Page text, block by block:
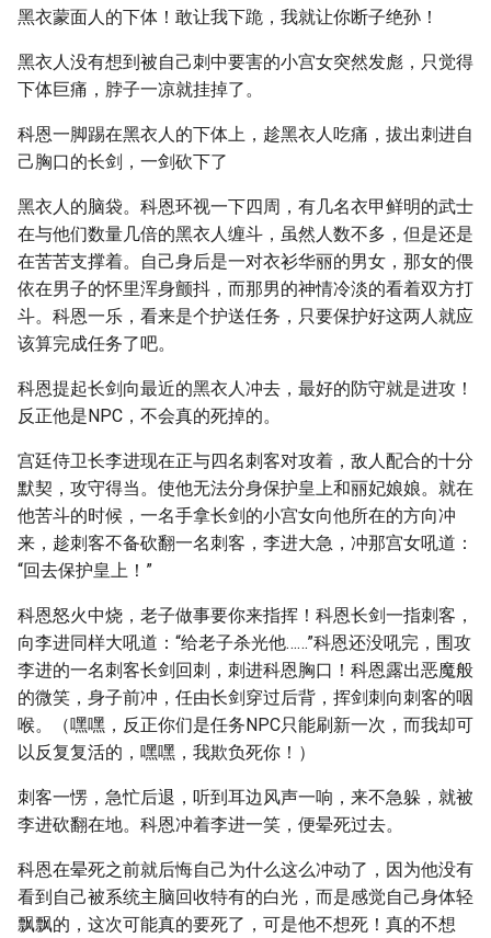
黑衣蒙面人的下体！敢让我下跪，我就让你断子绝孙！
黑衣人没有想到被自己刺中要害的小宫女突然发彪，只觉得
下体巨痛，脖子一凉就挂掉了。
科恩一脚踢在黑衣人的下体上，趁黑衣人吃痛，拔出刺进自
己胸口的长剑，一剑砍下了
黑衣人的脑袋。科恩环视一下四周，有几名衣甲鲜明的武士
在与他们数量几倍的黑衣人缠斗，虽然人数不多，但是还是
在苦苦支撑着。自己身后是一对衣衫华丽的男女，那女的偎
依在男子的怀里浑身颤抖，而那男的神情冷淡的看着双方打
斗。科恩一乐，看来是个护送任务，只要保护好这两人就应
该算完成任务了吧。
科恩提起长剑向最近的黑衣人冲去，最好的防守就是进攻！
反正他是NPC，不会真的死掉的。
宫廷侍卫长李进现在正与四名刺客对攻着，敌人配合的十分
默契，攻守得当。使他无法分身保护皇上和丽妃娘娘。就在
他苦斗的时候，一名手拿长剑的小宫女向他所在的方向冲
来，趁刺客不备砍翻一名刺客，李进大急，冲那宫女吼道：
“回去保护皇上！”
科恩怒火中烧，老子做事要你来指挥！科恩长剑一指刺客，
向李进同样大吼道：“给老子杀光他……”科恩还没吼完，围攻
李进的一名刺客长剑回刺，刺进科恩胸口！科恩露出恶魔般
的微笑，身子前冲，任由长剑穿过后背，挥剑刺向刺客的咽
喉。（嘿嘿，反正你们是任务NPC只能刷新一次，而我却可
以反复复活的，嘿嘿，我欺负死你！）
刺客一愣，急忙后退，听到耳边风声一响，来不急躲，就被
李进砍翻在地。科恩冲着李进一笑，便晕死过去。
科恩在晕死之前就后悔自己为什么这么冲动了，因为他没有
看到自己被系统主脑回收特有的白光，而是感觉自己身体轻
飘飘的，这次可能真的要死了，可是他不想死！真的不想